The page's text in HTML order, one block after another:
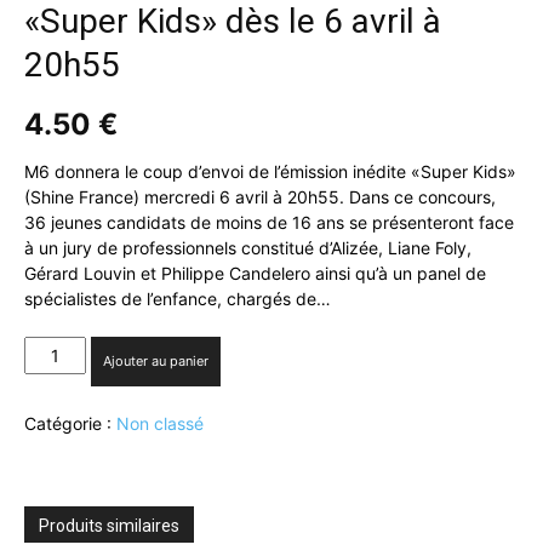
«Super Kids» dès le 6 avril à
20h55
4.50 €
M6 donnera le coup d’envoi de l’émission inédite «Super Kids»
(Shine France) mercredi 6 avril à 20h55. Dans ce concours,
36 jeunes candidats de moins de 16 ans se présenteront face
à un jury de professionnels constitué d’Alizée, Liane Foly,
Gérard Louvin et Philippe Candelero ainsi qu’à un panel de
spécialistes de l’enfance, chargés de…
quantité
de
:
de
talents
Ajouter au panier
Catégorie : Non classé
Produits similaires